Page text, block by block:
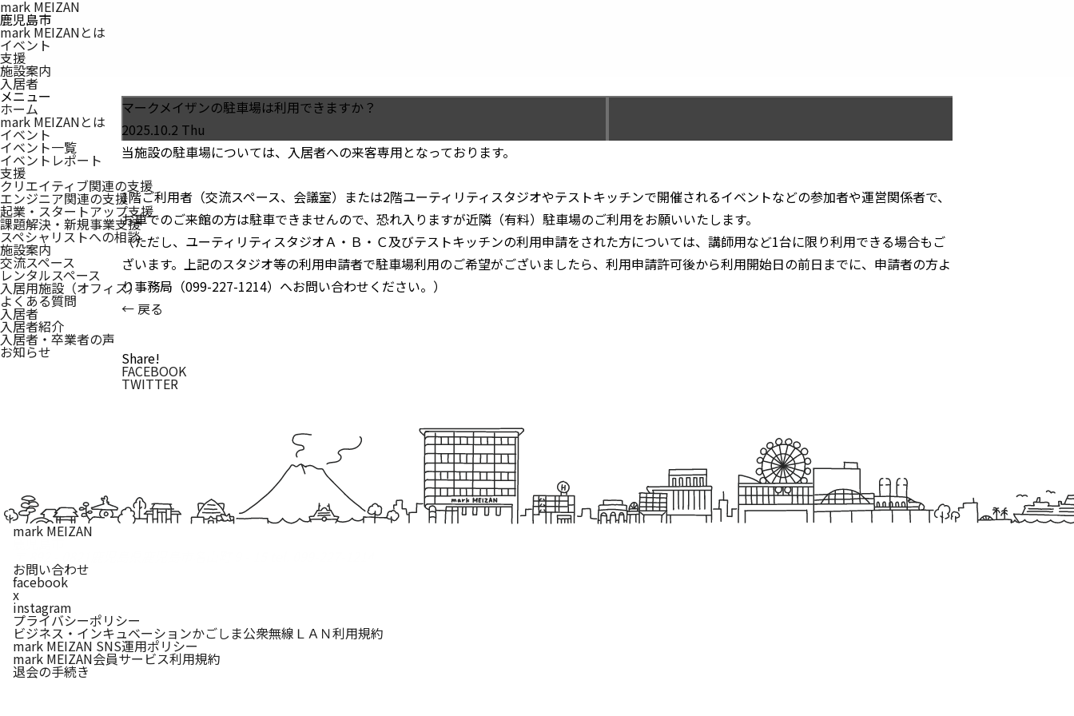
mark MEIZAN
鹿児島市
mark MEIZANとは
イベント
支援
施設案内
入居者
メニュー
ホーム
mark MEIZANとは
イベント
イベント一覧
イベントレポート
支援
クリエイティブ関連の支援
エンジニア関連の支援
起業・スタートアップ支援
課題解決・新規事業支援
スペシャリストへの相談
施設案内
交流スペース
レンタルスペース
入居用施設（オフィス）
よくある質問
入居者
入居者紹介
入居者・卒業者の声
お知らせ
マークメイザンの駐車場は利用できますか？
2025.10.2 Thu
当施設の駐車場については、入居者への来客専用となっております。
1階ご利用者（交流スペース、会議室）または2階ユーティリティスタジオやテストキッチンで開催されるイベントなどの参加者や運営関係者で、
お車でのご来館の方は駐車できませんので、恐れ入りますが近隣（有料）駐車場のご利用をお願いいたします。
（ただし、ユーティリティスタジオＡ・Ｂ・Ｃ及びテストキッチンの利用申請をされた方については、講師用など1台に限り利用できる場合もご
ざいます。上記のスタジオ等の利用申請者で駐車場利用のご希望がございましたら、利用申請許可後から利用開始日の前日までに、申請者の方よ
り事務局（099-227-1214）へお問い合わせください。）
← 戻る
Share!
FACEBOOK
TWITTER
mark MEIZAN
お問い合わせ
facebook
x
instagram
プライバシーポリシー
ビジネス・インキュベーションかごしま公衆無線ＬＡＮ利用規約
mark MEIZAN SNS運用ポリシー
mark MEIZAN会員サービス利用規約
退会の手続き